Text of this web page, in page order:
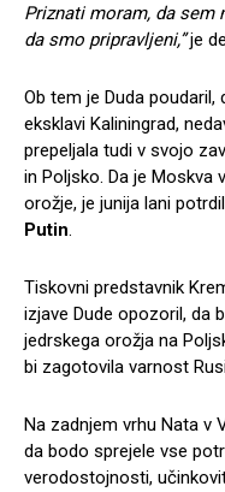
Priznati moram, da sem
da smo pripravljeni,”je
Ob tem je Duda
eksklavi Kaliningrad,
prepeljala tudi v svojo
in Poljsko. Da je Moskva
orožje, je junija lani
Putin.
Tiskovni predstavnik
izjave Dude opozoril, da
jedrskega orožja na
bi zagotovila varnost
Na zadnjem vrhu Nata v
da bodo sprejele vse
verodostojnosti,